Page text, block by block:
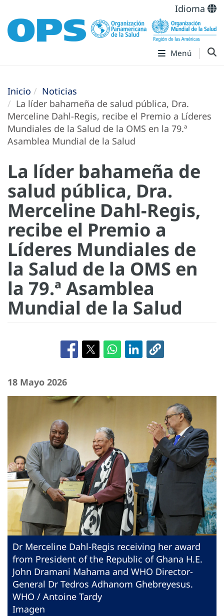
Idioma
Menú
Inicio
Noticias
La líder bahameña de salud pública, Dra.
Merceline Dahl-Regis, recibe el Premio a Líderes
Mundiales de la Salud de la OMS en la 79.ª
Asamblea Mundial de la Salud
La líder bahameña de
salud pública, Dra.
Merceline Dahl-Regis,
recibe el Premio a
Líderes Mundiales de
la Salud de la OMS en
la 79.ª Asamblea
Mundial de la Salud
18 Mayo 2026
Dr Merceline Dahl-Regis receiving her award
from President of the Republic of Ghana H.E.
John Dramani Mahama and WHO Director-
General Dr Tedros Adhanom Ghebreyesus.
WHO / Antoine Tardy
Imagen